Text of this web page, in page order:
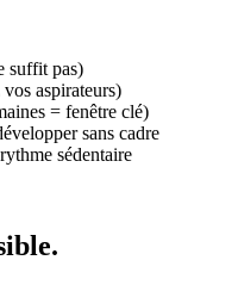
suffit pas)
aspirateurs)
= fenêtre clé)
sans cadre
sédentaire